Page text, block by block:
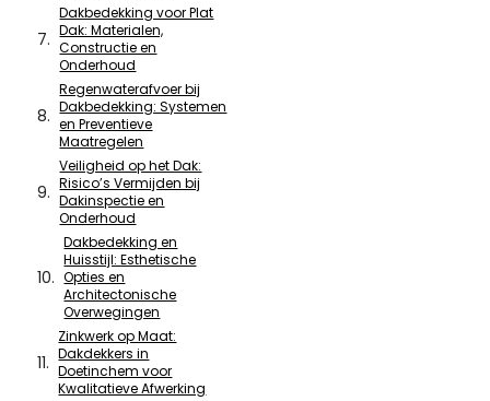
Dakbedekking voor Plat
Dak: Materialen,
Constructie en
Onderhoud
Regenwaterafvoer bij
Dakbedekking: Systemen
en Preventieve
Maatregelen
Veiligheid op het Dak:
Risico’s Vermijden bij
Dakinspectie en
Onderhoud
Dakbedekking en
Huisstijl: Esthetische
Opties en
Architectonische
Overwegingen
Zinkwerk op Maat:
Dakdekkers in
Doetinchem voor
Kwalitatieve Afwerking